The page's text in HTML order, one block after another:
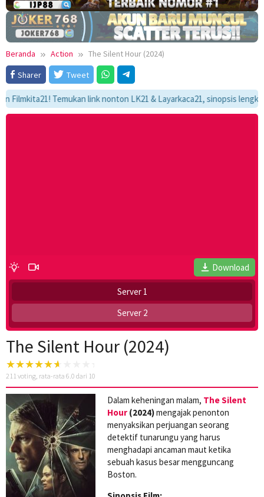
Beranda Action
The Silent Hour (2024)
Sharer
Tweet
Temukan link nonton LK21 & Layarkaca21, sinopsis
Download
Server 1
Server 2
The Silent Hour (2024)
211 voting, rata-rata 6.0 dari 10
Dalam keheningan malam, The Silent
Hour (2024)mengajak penonton
menyaksikan perjuangan seorang
detektif tunarungu yang harus
menghadapi ancaman maut ketika
sebuah kasus besar mengguncang
Boston.